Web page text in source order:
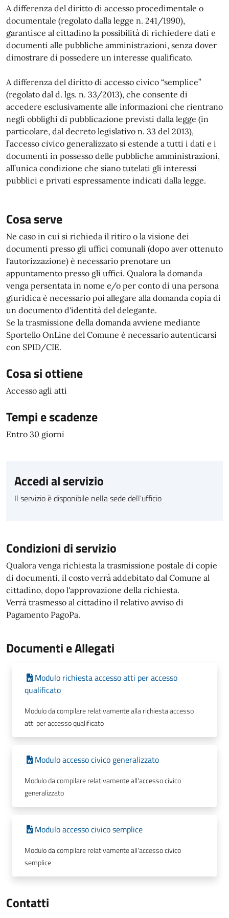
A differenza del diritto di accesso procedimentale o
documentale (regolato dalla legge n. 241/1990),
garantisce al cittadino la possibilità di richiedere dati e
documenti alle pubbliche amministrazioni, senza dover
dimostrare di possedere un interesse qualificato.
A differenza del diritto di accesso civico “semplice”
(regolato dal d. lgs. n. 33/2013), che consente di
accedere esclusivamente alle informazioni che rientrano
negli obblighi di pubblicazione previsti dalla legge (in
particolare, dal decreto legislativo n. 33 del 2013),
l’accesso civico generalizzato si estende a tutti i dati e i
documenti in possesso delle pubbliche amministrazioni,
all’unica condizione che siano tutelati gli interessi
pubblici e privati espressamente indicati dalla legge.
Cosa serve
Ne caso in cui si richieda il ritiro o la visione dei
documenti presso gli uffici comunali (dopo aver ottenuto
l'autorizzazione) è necessario prenotare un
appuntamento presso gli uffici. Qualora la domanda
venga persentata in nome e/o per conto di una persona
giuridica è necessario poi allegare alla domanda copia di
un documento d'identità del delegante.
Se la trasmissione della domanda avviene mediante
Sportello OnLine del Comune è necessario autenticarsi
con SPID/CIE.
Cosa si ottiene
Accesso agli atti
Tempi e scadenze
Entro 30 giorni
Accedi al servizio
Il servizio è disponibile nella sede dell'ufficio
Condizioni di servizio
Qualora venga richiesta la trasmissione postale di copie
di documenti, il costo verrà addebitato dal Comune al
cittadino, dopo l'approvazione della richiesta.
Verrà trasmesso al cittadino il relativo avviso di
Pagamento PagoPa.
Documenti e Allegati
Modulo richiesta accesso atti per accesso
qualificato
Modulo da compilare relativamente alla richiesta accesso
atti per accesso qualificato
Modulo accesso civico generalizzato
Modulo da compilare relativamente all'accesso civico
generalizzato
Modulo accesso civico semplice
Modulo da compilare relativamente all'accesso civico
semplice
Contatti